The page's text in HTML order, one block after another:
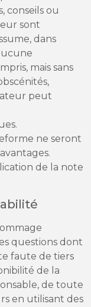
conseils ou
sont
dans
mais sans
peut
ne seront
de la note
questions dont
faute de tiers
de la
de toute
en utilisant des